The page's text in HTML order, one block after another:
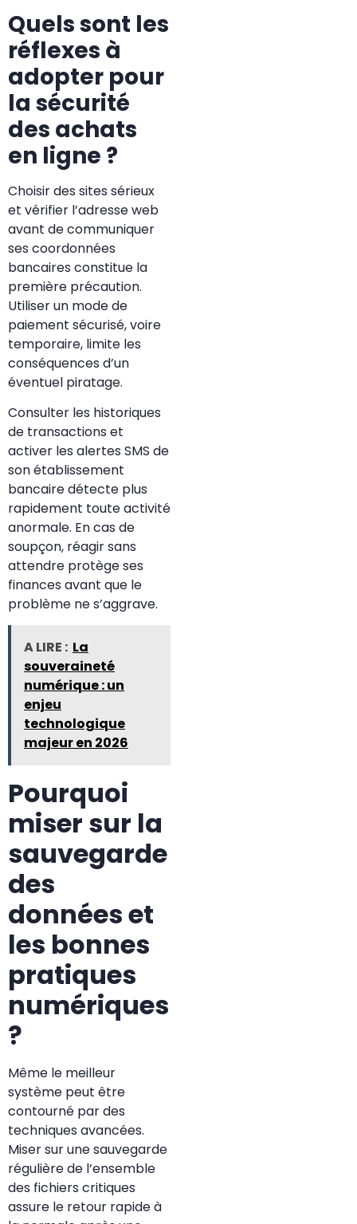
Quels sont les
réflexes à
adopter pour
la sécurité
des achats
en ligne ?
Choisir des sites sérieux
et vérifier l’adresse web
avant de communiquer
ses coordonnées
bancaires constitue la
première précaution.
Utiliser un mode de
paiement sécurisé, voire
temporaire, limite les
conséquences d’un
éventuel piratage.
Consulter les historiques
de transactions et
activer les alertes SMS de
son établissement
bancaire détecte plus
rapidement toute activité
anormale. En cas de
soupçon, réagir sans
attendre protège ses
finances avant que le
problème ne s’aggrave.
A LIRE : La
souveraineté
numérique : un
enjeu
technologique
majeur en 2026
Pourquoi
miser sur la
sauvegarde
des
données et
les bonnes
pratiques
numériques
?
Même le meilleur
système peut être
contourné par des
techniques avancées.
Miser sur une sauvegarde
régulière de l’ensemble
des fichiers critiques
assure le retour rapide à